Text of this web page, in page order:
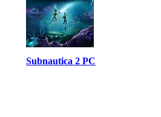
Subnautica 2 PC